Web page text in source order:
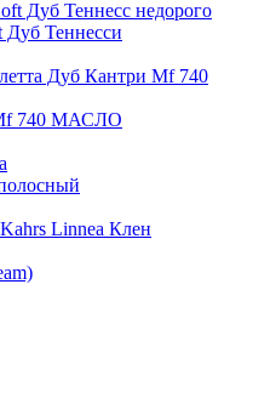
Дуб Теннесси
Mf 740 МАСЛО